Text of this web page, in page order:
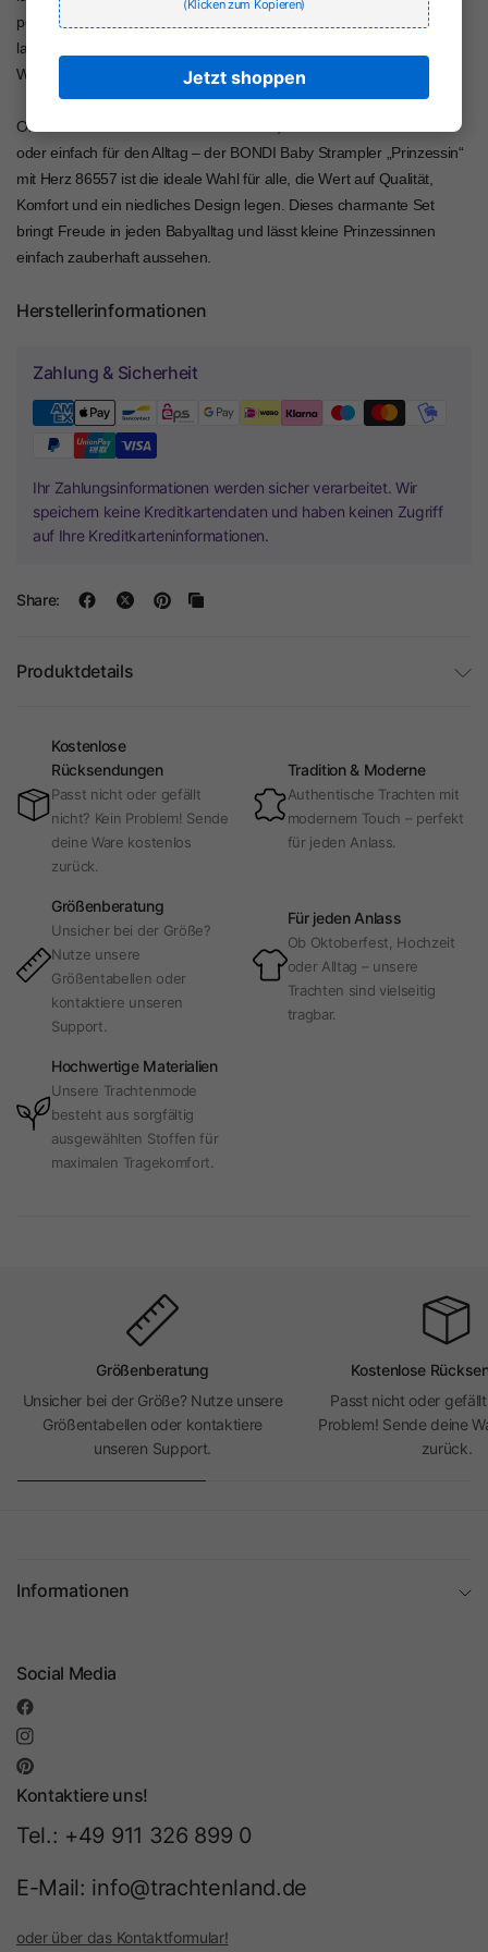
perfekt ab. Die hochwertige Verarbeitung garantiert zudem eine
lange Haltbarkeit sowie Form- und Farbtreue auch nach häufigem
Waschen.
Ob als liebevolles Geschenk zur Geburt, für besondere Momente
oder einfach für den Alltag – der BONDI Baby Strampler „Prinzessin“
mit Herz 86557 ist die ideale Wahl für alle, die Wert auf Qualität,
Komfort und ein niedliches Design legen. Dieses charmante Set
bringt Freude in jeden Babyalltag und lässt kleine Prinzessinnen
einfach zauberhaft aussehen.
Herstellerinformationen
Zahlung & Sicherheit
Ihr Zahlungsinformationen werden sicher verarbeitet. Wir
speichern keine Kreditkartendaten und haben keinen Zugriff
auf Ihre Kreditkarteninformationen.
Share:
Produktdetails
Kostenlose
Rücksendungen
Passt nicht oder gefällt
nicht? Kein Problem! Sende
deine Ware kostenlos
zurück.
Tradition & Moderne
Authentische Trachten mit
modernem Touch – perfekt
für jeden Anlass.
Größenberatung
Unsicher bei der Größe?
Nutze unsere
Größentabellen oder
kontaktiere unseren
Support.
Für jeden Anlass
Ob Oktoberfest, Hochzeit
oder Alltag – unsere
Trachten sind vielseitig
tragbar.
Hochwertige Materialien
Unsere Trachtenmode
besteht aus sorgfältig
ausgewählten Stoffen für
maximalen Tragekomfort.
Größenberatung
Unsicher bei der Größe? Nutze unsere
Größentabellen oder kontaktiere
unseren Support.
Kostenlose
Passt nicht oder
Problem! Sende deine
zurück.
Informationen
Social Media
Kontaktiere uns!
Tel.: +49 911 326 899 0
E-Mail: info@trachtenland.de
oder über das Kontaktformular!
(Klicken zum Kopieren)
Jetzt shoppen